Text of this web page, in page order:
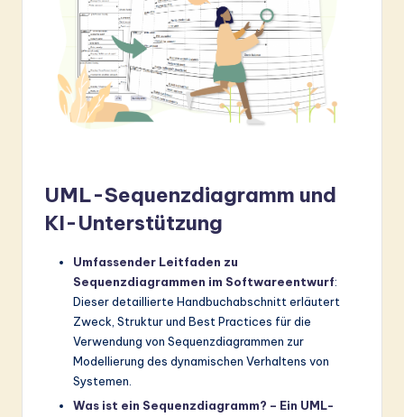
UML-Sequenzdiagramm und
KI-Unterstützung
Umfassender Leitfaden zu
Sequenzdiagrammen im Softwareentwurf:
Dieser detaillierte Handbuchabschnitt erläutert
Zweck, Struktur und Best Practices für die
Verwendung von Sequenzdiagrammen zur
Modellierung des dynamischen Verhaltens von
Systemen.
Was ist ein Sequenzdiagramm? – Ein UML-